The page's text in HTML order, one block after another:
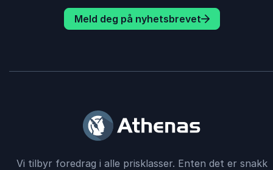
Meld deg på nyhetsbrevet
Vi tilbyr foredrag i alle prisklasser. Enten det er snakk